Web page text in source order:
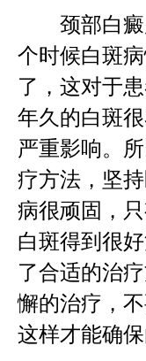
颈部白癜
个时候白斑
了，这对于
年久的白斑
严重影响。
疗方法，坚
病很顽固，
白斑得到很
了合适的治
懈的治疗，
这样才能确